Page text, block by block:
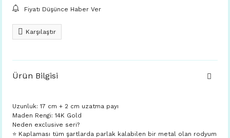
Fiyatı Düşünce Haber Ver
Karşılaştır
Ürün Bilgisi
Uzunluk: 17 cm + 2 cm uzatma payı
Maden Rengi: 14K Gold
Neden exclusive seri?
⭐️ Kaplaması tüm şartlarda parlak kalabilen bir metal olan rodyum